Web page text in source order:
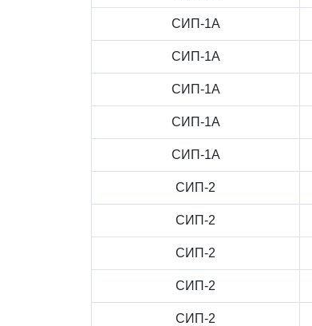
СИП-1А
СИП-1А
СИП-1А
СИП-1А
СИП-1А
СИП-2
СИП-2
СИП-2
СИП-2
СИП-2